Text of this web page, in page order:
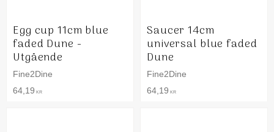
Egg cup 11cm blue
faded Dune -
Utgående
Fine2Dine
64,19 KR
Saucer 14cm
universal blue faded
Dune
Fine2Dine
64,19 KR